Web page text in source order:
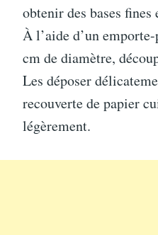
obtenir des bases
À l’aide d’un
cm de diamètre,
Les déposer
recouverte de papier
légèrement.